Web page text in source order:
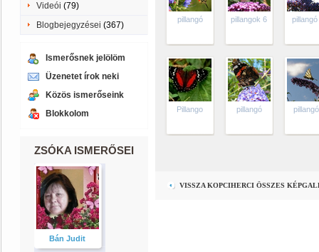
Videói (79)
Blogbejegyzései (367)
Ismerősnek jelölöm
Üzenetet írok neki
Közös ismerőseink
Blokkolom
ZSÓKA ISMERŐSEI
Bán Judit
pillangó pillangok 6
Pillango pillangó
VISSZA KOPCIHERCI ÖSSZES